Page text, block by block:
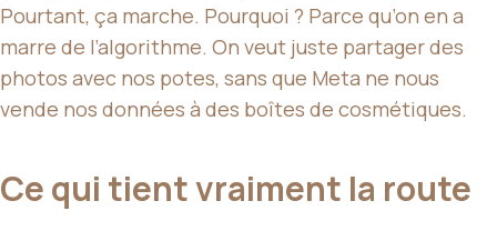
Pourtant, ça marche. Pourquoi ? Parce qu’on en a
marre de l’algorithme. On veut juste partager des
photos avec nos potes, sans que Meta ne nous
vende nos données à des boîtes de cosmétiques.
Ce qui tient vraiment la route